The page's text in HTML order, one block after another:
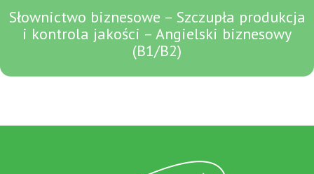
Słownictwo biznesowe – Szczupła produkcja
i kontrola jakości – Angielski biznesowy
(B1/B2)